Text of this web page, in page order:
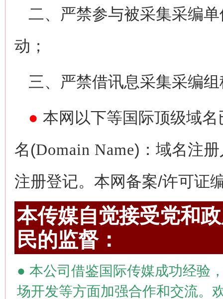
二、严禁参与被采集采编
动；
三、严禁借讯息采集采编
● 本网以下等国际顶级域
名(Domain Name)：域名注
注册登记。本网备案/许可证
本传媒自觉接受党和
民的监督：
● 本公司借鉴国际传媒成功经验
场开发等方面加强合作和交流。